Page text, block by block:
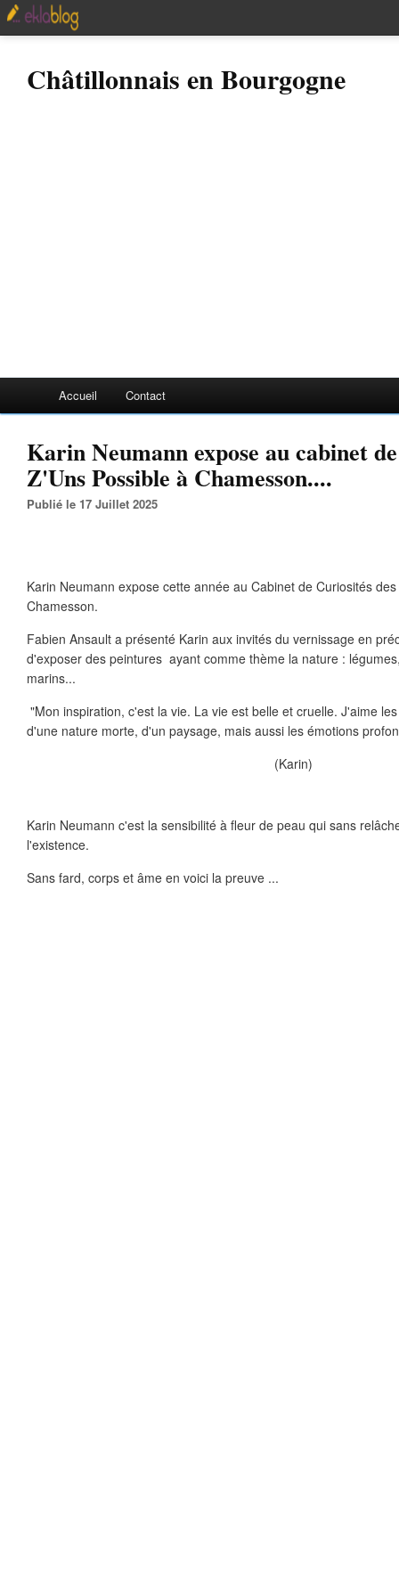
Châtillonnais en Bourgogne
Accueil Contact
Karin Neumann expose au cabinet
Z'Uns Possible à Chamesson....
Publié le 17 Juillet 2025
Karin Neumann expose cette année au Cabinet de Curiosités
Chamesson.
Fabien Ansault a présenté Karin aux invités du vernissage en
d'exposer des peintures ayant comme thème la nature :
marins...
"Mon inspiration, c'est la vie. La vie est belle et cruelle. J'aime
d'une nature morte, d'un paysage, mais aussi les émotions
(Karin)
Karin Neumann c'est la sensibilité à fleur de peau qui sans
l'existence.
Sans fard, corps et âme en voici la preuve ...